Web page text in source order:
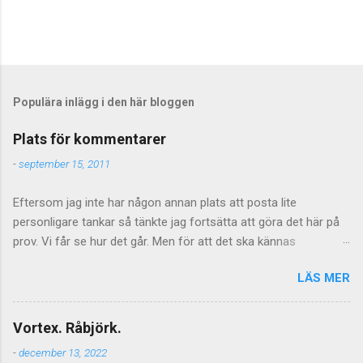
Populära inlägg i den här bloggen
Plats för kommentarer
-september 15, 2011
Eftersom jag inte har någon annan plats att posta lite
personligare tankar så tänkte jag fortsätta att göra det här på
prov. Vi får se hur det går. Men för att det ska kännas
ha något litet med saken att göra. Vilket föranleder mig att
tillfälligtvis stänga av kommentarerna för de mer personliga
inläggen. Jag vill inte stänga av kommentarer helt och hållet
eftersom jag tycker att de är givande som helhet och även om
tongångarna ibland blir hårda så kan de ge upphov till mycket
LÄS MER
Vortex. Råbjörk.
-december 13, 2022